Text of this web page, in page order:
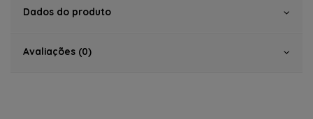
Dados do produto
Avaliações (0)